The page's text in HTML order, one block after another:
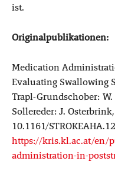
ist.
Originalpublikationen:
Medication
Evaluating Swallowing
Trapl-Grundschober:
Sollereder: J.
10.1161/
https://kris.kl.ac.at/en/
administration-in-